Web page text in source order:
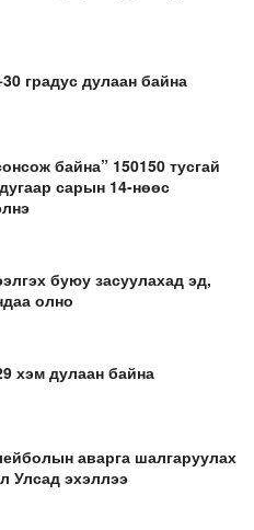
градус дулаан байна
байна” 150150 тусгай
сарын 14-нөөс
буюу засуулахад эд,
олно
хэм дулаан байна
аварга шалгаруулах
Улсад эхэллээ